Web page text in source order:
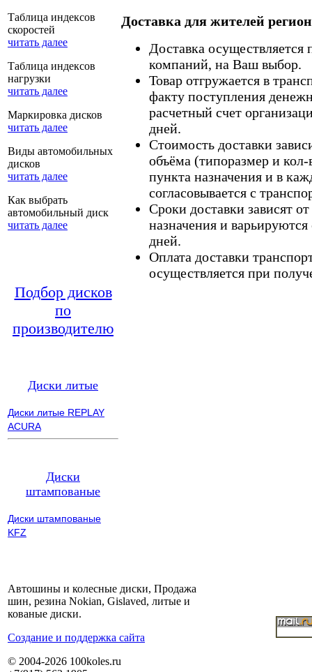
Таблица индексов
скоростей
читать далее
Таблица индексов
нагрузки
читать далее
Маркировка дисков
читать далее
Виды автомобильных
дисков
читать далее
Как выбрать
автомобильный диск
читать далее
Подбор дисков
по
производителю
Диски литые
Диски литые REPLAY
ACURA
Диски
штампованые
Диски штампованые
KFZ
Доставка для жителей
Доставка
компаний, на Ваш выбор.
Товар отгружается в
факту поступления
расчетный счет
дней.
Стоимость доставки
объёма (типоразмер и кол-
пункта назначения и в
согласовывается с
Сроки доставки зависят
назначения и
дней.
Оплата доставки
осуществляется при
Автошины и колесные диски, Продажа
шин, резина Nokian, Gislaved, литые и
кованые диски.
Cоздание и поддержка сайта
© 2004-2026 100koles.ru